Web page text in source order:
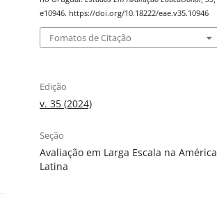
e10946. https://doi.org/10.18222/eae.v35.10946
Fomatos de Citação
Edição
v. 35 (2024)
Seção
Avaliação em Larga Escala na América
Latina